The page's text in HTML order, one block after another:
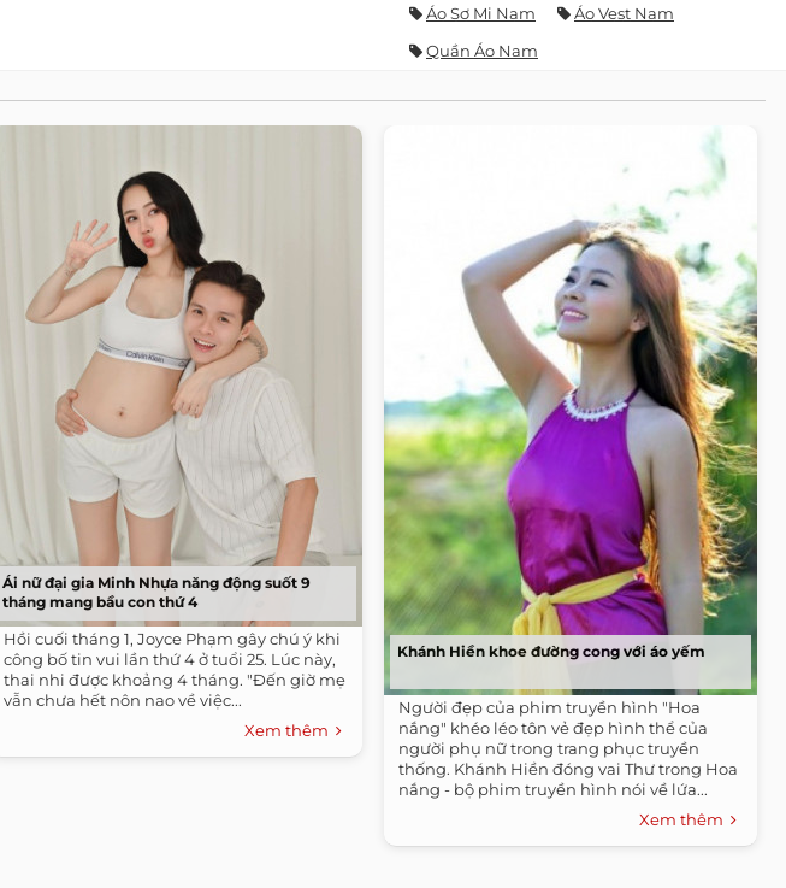
Áo Sơ Mi Nam
Áo Vest Nam
Quần Áo Nam
Ái nữ đại gia Minh Nhựa năng động suốt 9
tháng mang bầu con thứ 4
Hồi cuối tháng 1, Joyce Phạm gây chú ý khi
công bố tin vui lần thứ 4 ở tuổi 25. Lúc này,
thai nhi được khoảng 4 tháng. "Đến giờ mẹ
vẫn chưa hết nôn nao về việc...
Xem thêm
Khánh Hiền khoe đường cong với áo yếm
Người đẹp của phim truyền hình "Hoa
nắng" khéo léo tôn vẻ đẹp hình thể của
người phụ nữ trong trang phục truyền
thống. Khánh Hiền đóng vai Thư trong Hoa
nắng - bộ phim truyền hình nói về lứa...
Xem thêm